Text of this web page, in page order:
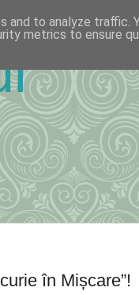
în Mișcare”!
to analyze traffic.
metrics to ensure